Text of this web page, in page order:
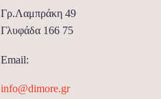
Γρ.Λαμπράκη 49
Γλυφάδα 166 75
Email:
info@dimore.gr